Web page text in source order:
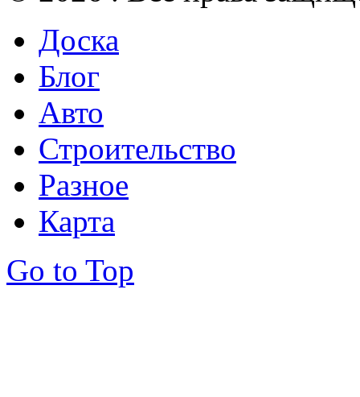
Доска
Блог
Авто
Строительство
Разное
Карта
Go to Top